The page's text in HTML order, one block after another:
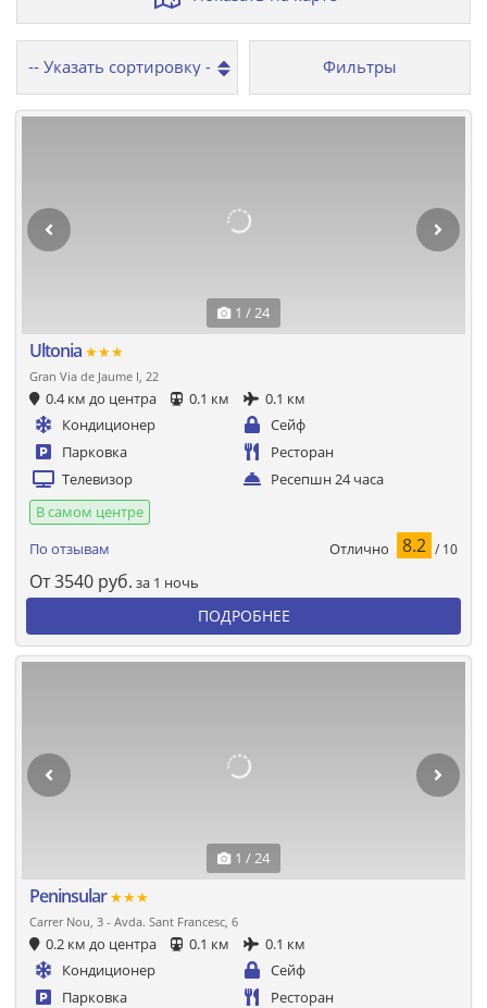
Фильтры
1 / 24
Ultonia ★★★
Gran Via de Jaume I, 22
0.4 км до центра 0.1 км
0.1 км
Кондиционер
Сейф
Парковка
Ресторан
Телевизор
Ресепшн 24 часа
В самом центре
По отзывам
Отлично 8.2 / 10
От3540 руб. за 1 ночь
ПОДРОБНЕЕ
1 / 24
Peninsular★★★
Carrer Nou, 3 - Avda. Sant Francesc, 6
0.2 км до центра 0.1 км
0.1 км
Кондиционер
Сейф
Парковка
Ресторан